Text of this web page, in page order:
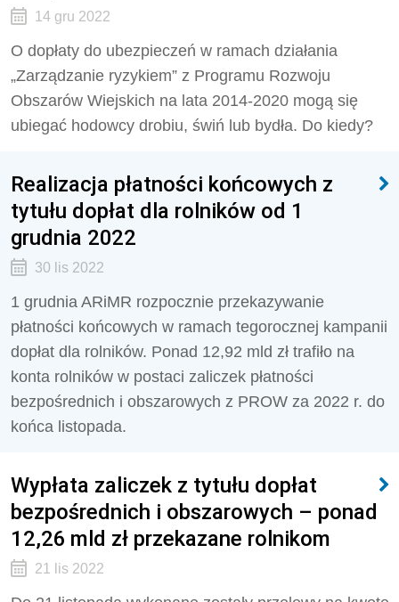
14 gru 2022
O dopłaty do ubezpieczeń w ramach działania
„Zarządzanie ryzykiem” z Programu Rozwoju
Obszarów Wiejskich na lata 2014-2020 mogą się
ubiegać hodowcy drobiu, świń lub bydła. Do kiedy?
Realizacja płatności końcowych z
tytułu dopłat dla rolników od 1
grudnia 2022
30 lis 2022
1 grudnia ARiMR rozpocznie przekazywanie
płatności końcowych w ramach tegorocznej kampanii
dopłat dla rolników. Ponad 12,92 mld zł trafiło na
konta rolników w postaci zaliczek płatności
bezpośrednich i obszarowych z PROW za 2022 r. do
końca listopada.
Wypłata zaliczek z tytułu dopłat
bezpośrednich i obszarowych – ponad
12,26 mld zł przekazane rolnikom
21 lis 2022